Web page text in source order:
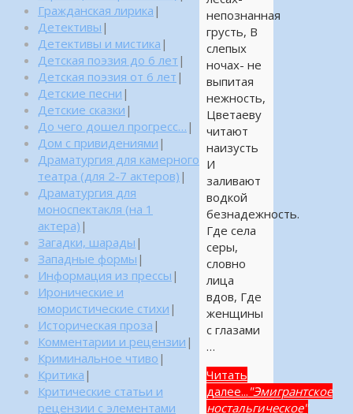
непознанная
грусть, В
слепых
ночах- не
выпитая
нежность,
Цветаеву
читают
наизусть
И
заливают
водкой
безнадежность.
Где села
серы,
словно
лица
вдов, Где
женщины
с глазами
…
Читать
далее... "Эмигрантское
ностальгическое"
Гражданская лирика |
Детективы |
Детективы и мистика |
Детская поэзия до 6 лет |
Детская поэзия от 6 лет |
Детские песни |
Детские сказки |
До чего дошел прогресс… |
Дом с привидениями |
Драматургия для камерного
театра (для 2-7 актеров) |
Драматургия для
моноспектакля (на 1
актера) |
Загадки, шарады |
Западные формы |
Информация из прессы |
Иронические и
юмористические стихи |
Историческая проза |
Комментарии и рецензии |
Криминальное чтиво |
Критика |
Критические статьи и
рецензии с элементами